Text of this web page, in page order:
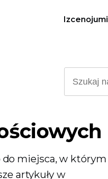
Izcenojumi
do miejsca, w którym
artykuły w